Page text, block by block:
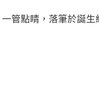
一管點睛，落筆於誕